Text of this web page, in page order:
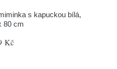
s kapuckou bílá,
80 cm
Kč